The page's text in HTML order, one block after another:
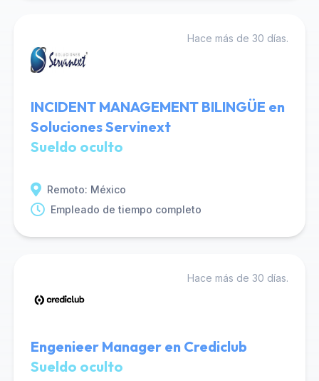
Hace más de 30 días.
INCIDENT MANAGEMENT BILINGÜE en
Soluciones Servinext
Sueldo oculto
Remoto: México
Empleado de tiempo completo
Hace más de 30 días.
Engenieer Manager en Crediclub
Sueldo oculto